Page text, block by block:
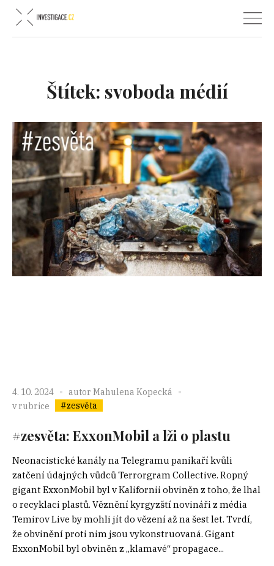
Štítek: svoboda médií
4. 10. 2024 autor Mahulena Kopecká
v rubrice
#zesvěta
#zesvěta: ExxonMobil a lži o plastu
Neonacistické kanály na Telegramu panikaří kvůli
zatčení údajných vůdců Terrorgram Collective. Ropný
gigant ExxonMobil byl v Kalifornii obviněn z toho, že lhal
o recyklaci plastů. Věznění kyrgyzští novináři z média
Temirov Live by mohli jít do vězení až na šest let. Tvrdí,
že obvinění proti nim jsou vykonstruovaná. Gigant
ExxonMobil byl obviněn z „klamavé“ propagace...